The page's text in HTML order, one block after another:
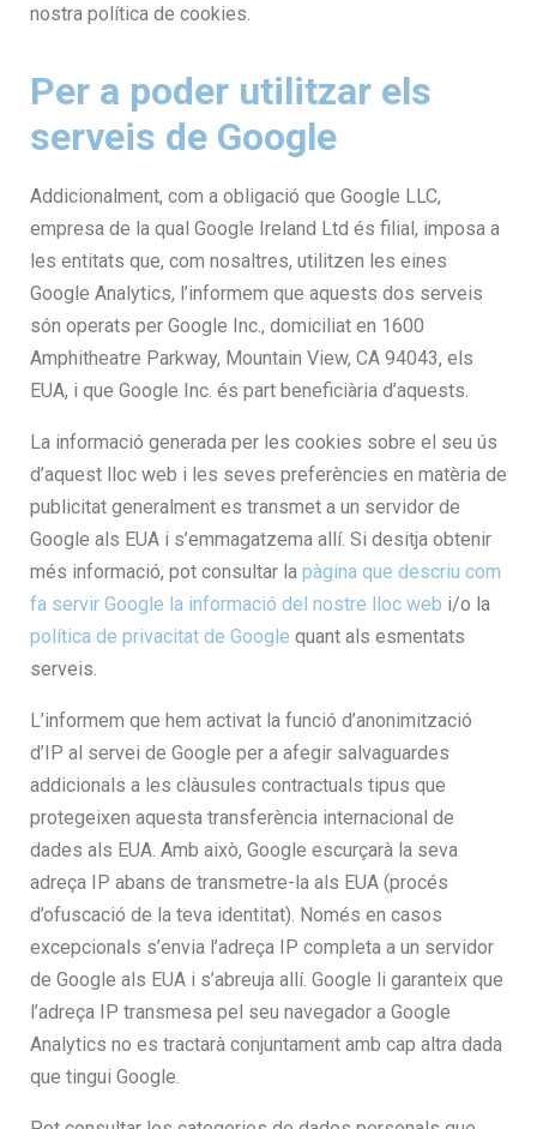
nostra política de cookies.
Per a poder utilitzar els
serveis de Google
Addicionalment, com a obligació que Google LLC,
empresa de la qual Google Ireland Ltd és filial, imposa a
les entitats que, com nosaltres, utilitzen les eines
Google Analytics, l’informem que aquests dos serveis
són operats per Google Inc., domiciliat en 1600
Amphitheatre Parkway, Mountain View, CA 94043, els
EUA, i que Google Inc. és part beneficiària d’aquests.
La informació generada per les cookies sobre el seu ús
d’aquest lloc web i les seves preferències en matèria de
publicitat generalment es transmet a un servidor de
Google als EUA i s’emmagatzema allí. Si desitja obtenir
més informació, pot consultar la pàgina que descriu com
fa servir Google la informació del nostre lloc web i/o la
política de privacitat de Google quant als esmentats
serveis.
L’informem que hem activat la funció d’anonimització
d’IP al servei de Google per a afegir salvaguardes
addicionals a les clàusules contractuals tipus que
protegeixen aquesta transferència internacional de
dades als EUA. Amb això, Google escurçarà la seva
adreça IP abans de transmetre-la als EUA (procés
d’ofuscació de la teva identitat). Només en casos
excepcionals s’envia l’adreça IP completa a un servidor
de Google als EUA i s’abreuja allí. Google li garanteix que
l’adreça IP transmesa pel seu navegador a Google
Analytics no es tractarà conjuntament amb cap altra dada
que tingui Google.